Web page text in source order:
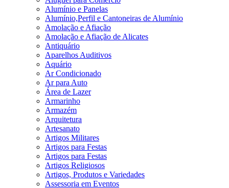
Alumínio e Panelas
Alumínio,Perfil e Cantoneiras de Alumínio
Amolação e Afiação
Amolação e Afiação de Alicates
Antiquário
Aparelhos Auditivos
Aquário
Ar Condicionado
Ar para Auto
Área de Lazer
Armarinho
Armazém
Arquitetura
Artesanato
Artigos Militares
Artigos para Festas
Artigos para Festas
Artigos Religiosos
Artigos, Produtos e Variedades
Assessoria em Eventos